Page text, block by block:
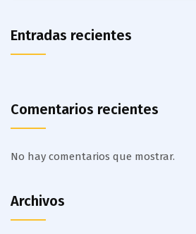
Entradas recientes
Comentarios recientes
No hay comentarios que mostrar.
Archivos